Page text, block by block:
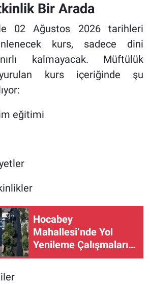
Bir Arada
02 Ağustos 2026 tarihleri
kurs, sadece dini
kalmayacak. Müftülük
kurs içeriğinde şu
eğitimi
Hocabey
Mahallesi’nde Yol
Yenileme Çalışmaları
Sürüyor